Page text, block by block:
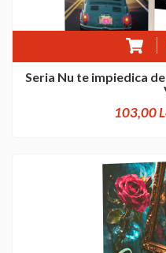
Seria Nu te impiedica
103,00